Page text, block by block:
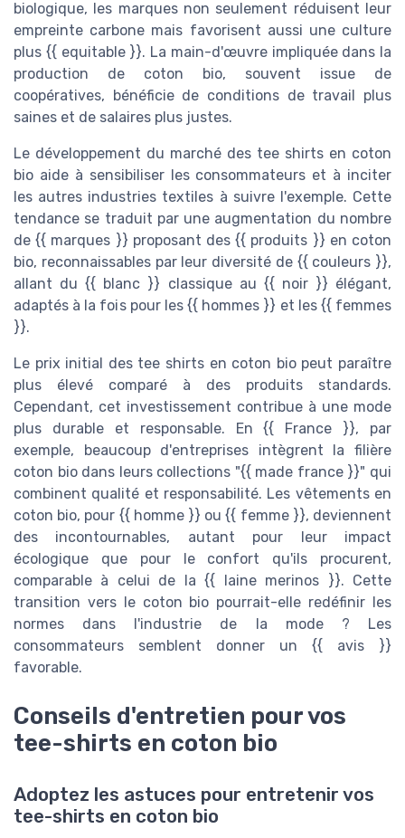
biologique, les marques non seulement réduisent leur
empreinte carbone mais favorisent aussi une culture
plus {{ equitable }}. La main-d'œuvre impliquée dans la
production de coton bio, souvent issue de
coopératives, bénéficie de conditions de travail plus
saines et de salaires plus justes.
Le développement du marché des tee shirts en coton
bio aide à sensibiliser les consommateurs et à inciter
les autres industries textiles à suivre l'exemple. Cette
tendance se traduit par une augmentation du nombre
de {{ marques }} proposant des {{ produits }} en coton
bio, reconnaissables par leur diversité de {{ couleurs }},
allant du {{ blanc }} classique au {{ noir }} élégant,
adaptés à la fois pour les {{ hommes }} et les {{ femmes
}}.
Le prix initial des tee shirts en coton bio peut paraître
plus élevé comparé à des produits standards.
Cependant, cet investissement contribue à une mode
plus durable et responsable. En {{ France }}, par
exemple, beaucoup d'entreprises intègrent la filière
coton bio dans leurs collections "{{ made france }}" qui
combinent qualité et responsabilité. Les vêtements en
coton bio, pour {{ homme }} ou {{ femme }}, deviennent
des incontournables, autant pour leur impact
écologique que pour le confort qu'ils procurent,
comparable à celui de la {{ laine merinos }}. Cette
transition vers le coton bio pourrait-elle redéfinir les
normes dans l'industrie de la mode ? Les
consommateurs semblent donner un {{ avis }}
favorable.
Conseils d'entretien pour vos
tee-shirts en coton bio
Adoptez les astuces pour entretenir vos
tee-shirts en coton bio